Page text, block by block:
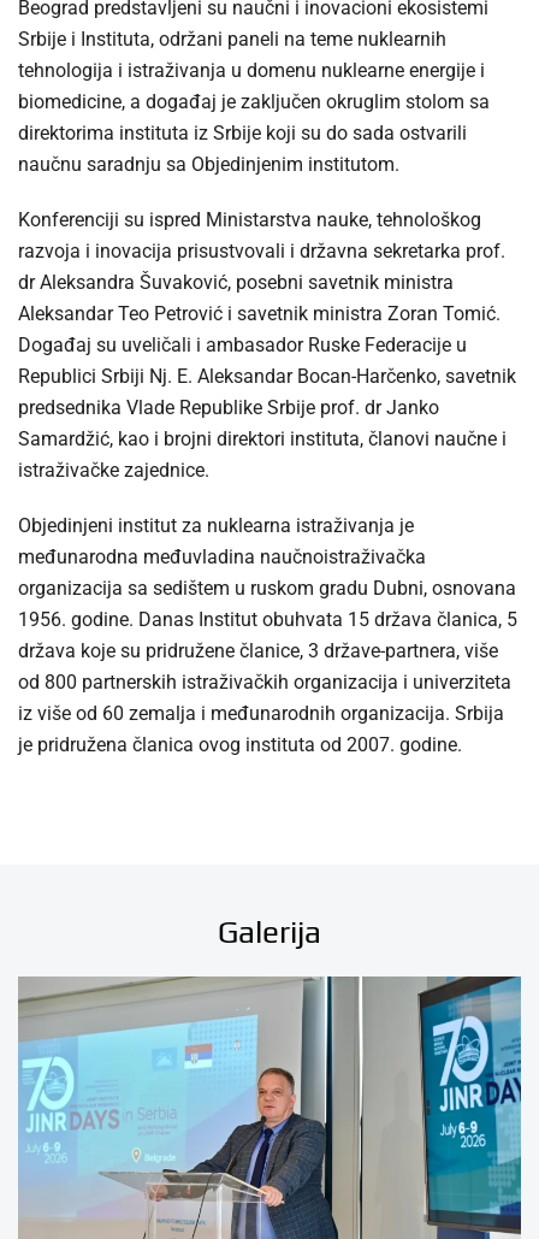
Beograd predstavljeni su naučni i inovacioni ekosistemi
Srbije i Instituta, održani paneli na teme nuklearnih
tehnologija i istraživanja u domenu nuklearne energije i
biomedicine, a događaj je zaključen okruglim stolom sa
direktorima instituta iz Srbije koji su do sada ostvarili
naučnu saradnju sa Objedinjenim institutom.
Konferenciji su ispred Ministarstva nauke, tehnološkog
razvoja i inovacija prisustvovali i državna sekretarka prof.
dr Aleksandra Šuvaković, posebni savetnik ministra
Aleksandar Teo Petrović i savetnik ministra Zoran Tomić.
Događaj su uveličali i ambasador Ruske Federacije u
Republici Srbiji Nj. E. Aleksandar Bocan-Harčenko, savetnik
predsednika Vlade Republike Srbije prof. dr Janko
Samardžić, kao i brojni direktori instituta, članovi naučne i
istraživačke zajednice.
Objedinjeni institut za nuklearna istraživanja je
međunarodna međuvladina naučnoistraživačka
organizacija sa sedištem u ruskom gradu Dubni, osnovana
1956. godine. Danas Institut obuhvata 15 država članica, 5
država koje su pridružene članice, 3 države-partnera, više
od 800 partnerskih istraživačkih organizacija i univerziteta
iz više od 60 zemalja i međunarodnih organizacija. Srbija
je pridružena članica ovog instituta od 2007. godine.
Galerija